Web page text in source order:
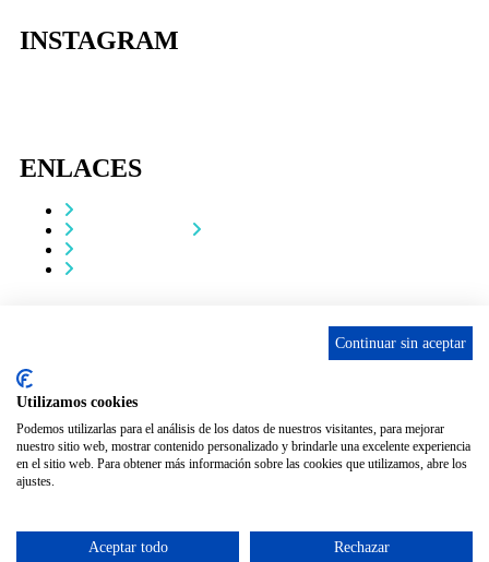
INSTAGRAM
ENLACES
ASCAN. © 2022. Todos los derechos reservados.
Igor André Guerra.
Continuar sin aceptar
Utilizamos cookies
Podemos utilizarlas para el análisis de los datos de nuestros visitantes, para mejorar
nuestro sitio web, mostrar contenido personalizado y brindarle una excelente experiencia
en el sitio web. Para obtener más información sobre las cookies que utilizamos, abre los
ajustes.
Aceptar todo Rechazar